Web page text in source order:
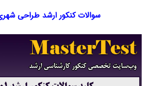
سوالات کنکور ارشد طراحی شهری